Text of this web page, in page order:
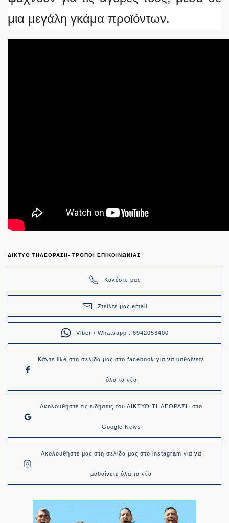
μια μεγάλη γκάμα προϊόντων.
ΔΙΚΤΥΟ ΤΗΛΕΟΡΑΣΗ- ΤΡΟΠΟΙ ΕΠΙΚΟΙΝΩΝΙΑΣ
Καλέστε μας
Στείλτε μας email
Viber / Whatsapp : 6942053400
Κάντε like στη σελίδα μας στο facebook για να μαθαίνετε
όλα τα νέα
Ακολουθήστε τις ειδήσεις του ΔΙΚΤΥΟ ΤΗΛΕΟΡΑΣΗ στο
Google News
Ακολουθήστε μας στη σελίδα μας στο instagram για να
μαθαίνετε όλα τα νέα